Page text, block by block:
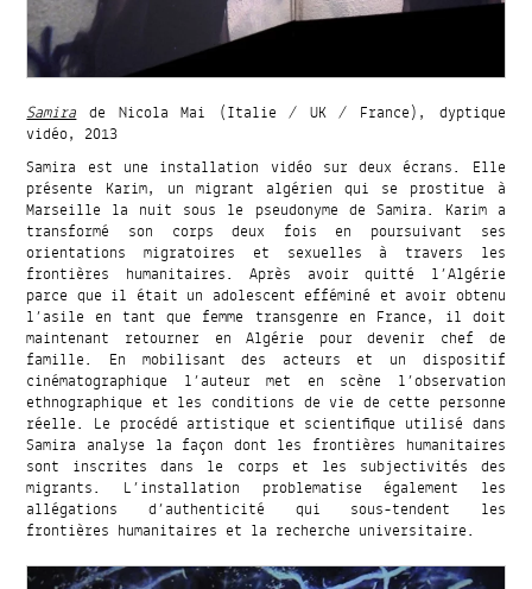
Samira de Nicola Mai (Italie / UK / France), dyptique
vidéo, 2013
Samira est une installation vidéo sur deux écrans. Elle
présente Karim, un migrant algérien qui se prostitue à
Marseille la nuit sous le pseudonyme de Samira. Karim a
transformé son corps deux fois en poursuivant ses
orientations migratoires et sexuelles à travers les
frontières humanitaires. Après avoir quitté l’Algérie
parce que il était un adolescent efféminé et avoir obtenu
l’asile en tant que femme transgenre en France, il doit
maintenant retourner en Algérie pour devenir chef de
famille. En mobilisant des acteurs et un dispositif
cinématographique l’auteur met en scène l’observation
ethnographique et les conditions de vie de cette personne
réelle. Le procédé artistique et scientifique utilisé dans
Samira analyse la façon dont les frontières humanitaires
sont inscrites dans le corps et les subjectivités des
migrants. L’installation problematise également les
allégations d’authenticité qui sous-tendent les
frontières humanitaires et la recherche universitaire.